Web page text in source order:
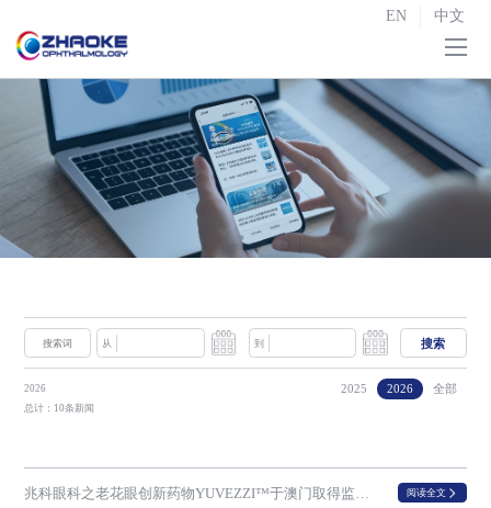
EN 中文
首页
关于我们 
研发与生产 
战略合作
新闻中心
联系我们
从 到 搜索
2026 2025 2026 全部
总计：10条新闻
阅读全文